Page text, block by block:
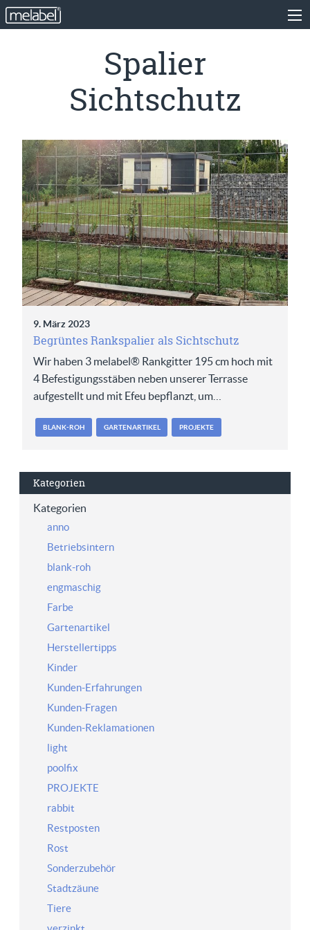
Spalier
Sichtschutz
9. März 2023
Begrüntes Rankspalier als Sichtschutz
Wir haben 3 melabel® Rankgitter 195 cm hoch mit
4 Befestigungsstäben neben unserer Terrasse
aufgestellt und mit Efeu bepflanzt, um…
BLANK-ROH GARTENARTIKEL PROJEKTE
Kategorien
Kategorien
anno
Betriebsintern
blank-roh
engmaschig
Farbe
Gartenartikel
Herstellertipps
Kinder
Kunden-Erfahrungen
Kunden-Fragen
Kunden-Reklamationen
light
poolfix
PROJEKTE
rabbit
Restposten
Rost
Sonderzubehör
Stadtzäune
Tiere